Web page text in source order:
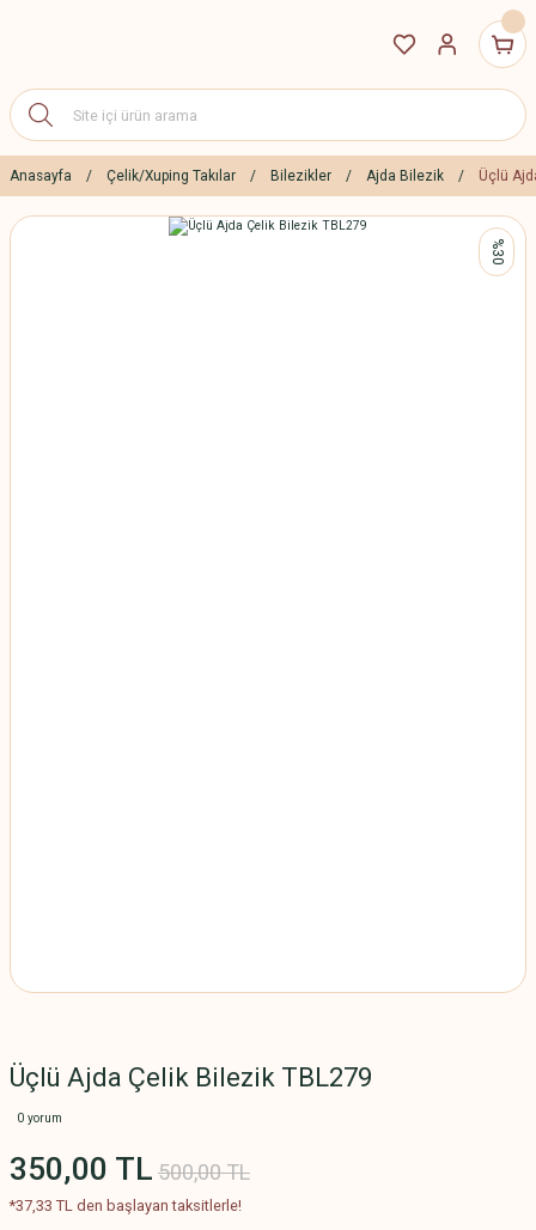
Anasayfa Çelik/Xuping Takılar Bilezikler Ajda Bilezik Üçlü
%30
Üçlü Ajda Çelik Bilezik TBL279
0 yorum
350,00 TL 500,00 TL
*37,33 TL den başlayan taksitlerle!